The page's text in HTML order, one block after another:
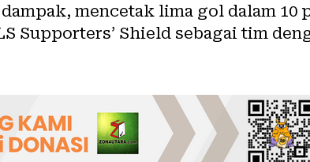
mencetak lima gol dalam
Supporters’ Shield sebagai tim